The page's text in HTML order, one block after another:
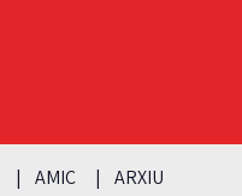
AMIC ARXIU